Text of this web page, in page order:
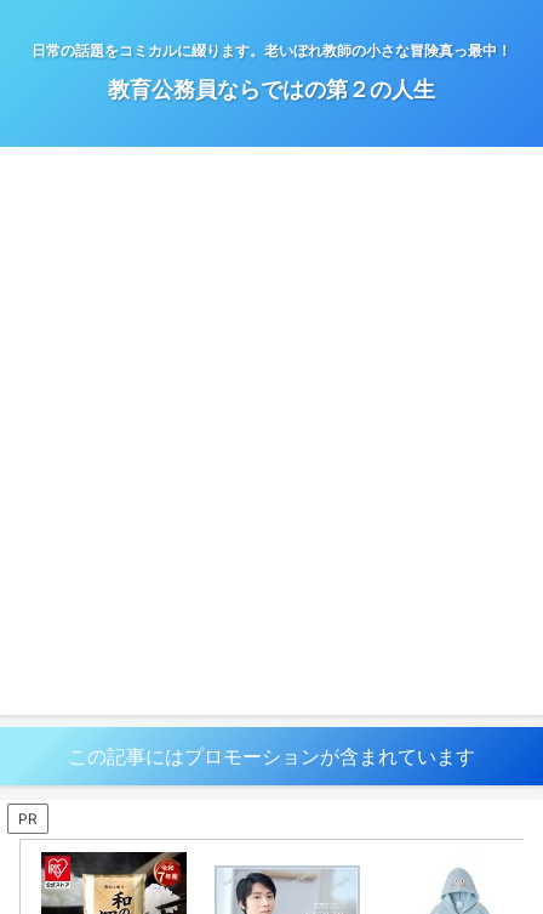
日常の話題をコミカルに綴ります。老いぼれ教師の小さな冒険真っ最中！
教育公務員ならではの第２の人生
この記事にはプロモーションが含まれています
PR